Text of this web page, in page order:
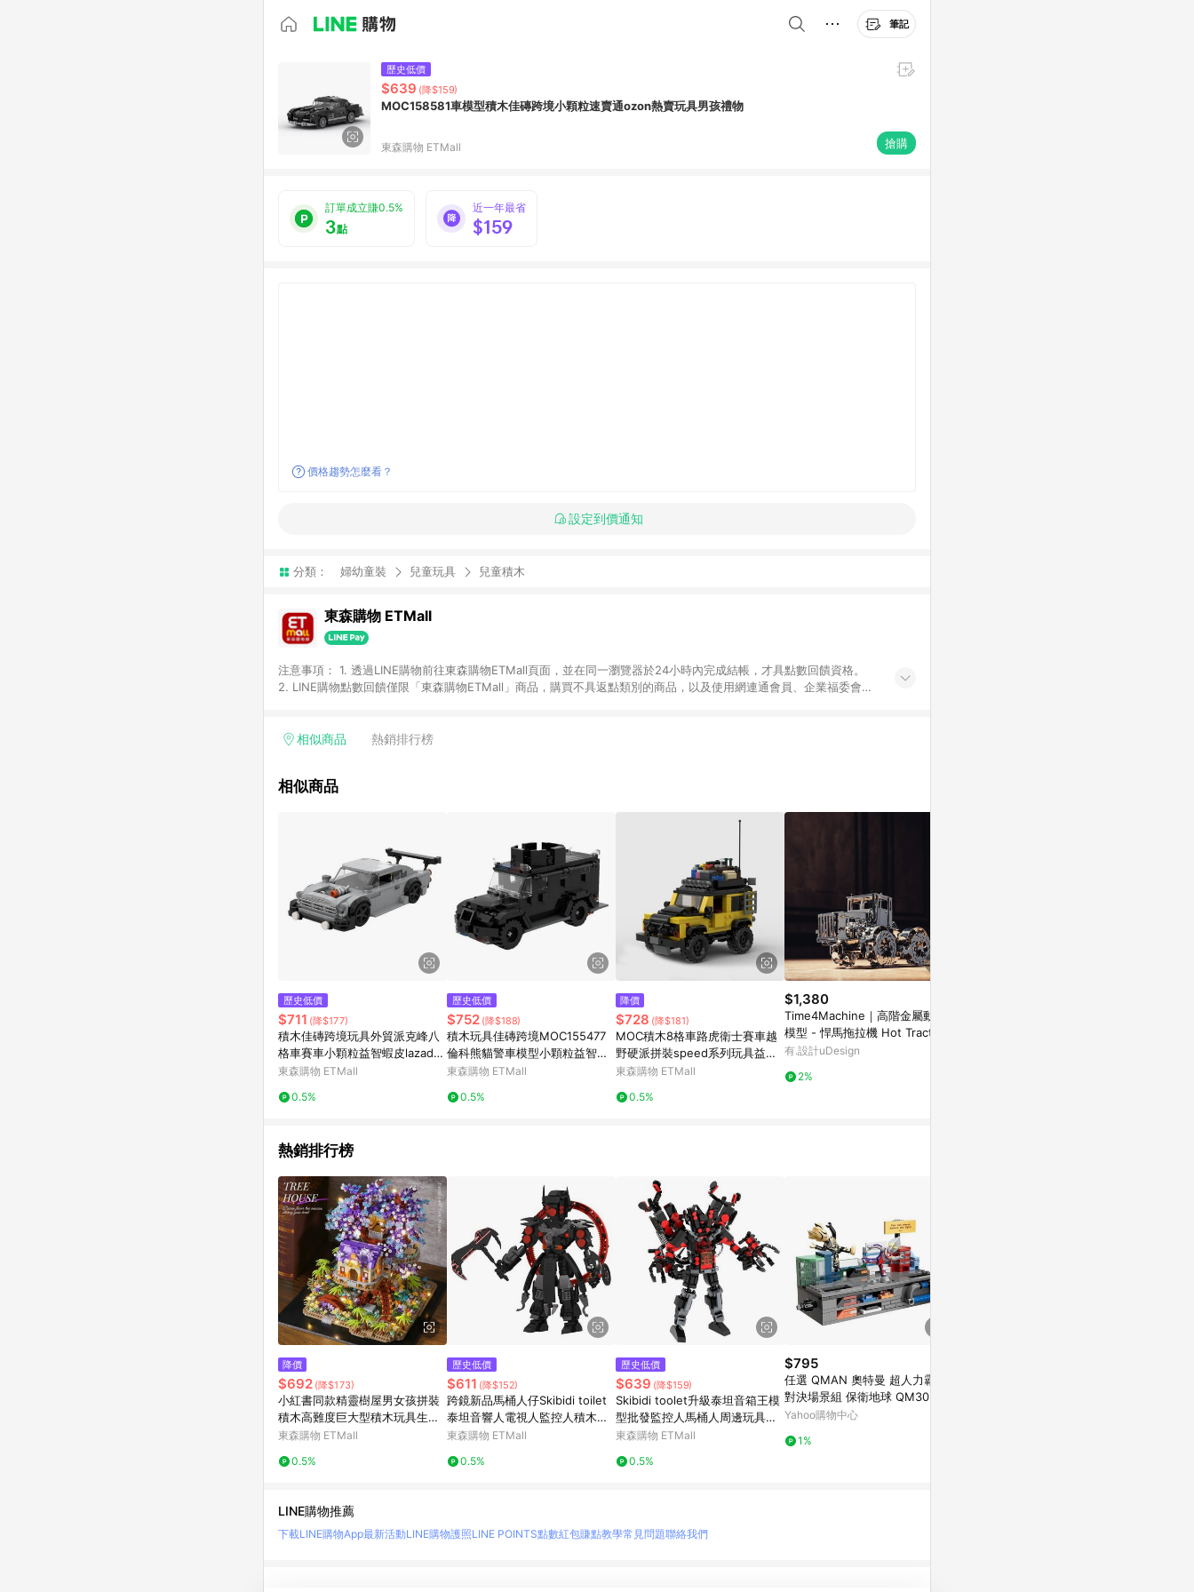
筆記
歷史低價
$639 (降$159)
MOC158581車模型積木佳磚跨境小顆粒速賣通ozon熱賣玩具男孩禮物
東森購物 ETMall 搶購
訂單成立賺0.5%
3點
近一年最省
$159
價格趨勢怎麼看？
設定到價通知
分類： 婦幼童裝 兒童玩具 兒童積木
東森購物 ETMall
注意事項： 1. 透過LINE購物前往東森購物ETMall頁面，並在同一瀏覽器於24小時內完成結帳，才具點數回饋資格。
2. LINE購物點數回饋僅限「東森購物ETMall」商品，購買不具返點類別的商品，以及使用網連通會員、企業福委會員
「草莓網」全館商品。 4. 如取消訂單、退貨、退款或購物中登出東森購物ETMall，將無法獲得點數回饋。 5. 點數回
面顯示為準。 7. LINE購物設有「單一商品最高回饋點數」機制(特殊活動時開放「回饋無上限」)，以同一訂單中同一
品資料更新會有時間差，如顯示之商品規格、顏色、價位、贈品與東森購物ETMall銷售網頁不符，以銷售網頁標示為
贈點回饋。 10. 部分點數紅包僅限指定商品使用，或不適用於無回饋商品。各點數紅包之適用商品與使用條件請依點數
紅包頁面規則為準。
相似商品 熱銷排行榜
相似商品
歷史低價
$711 (降$177)
積木佳磚跨境玩具外貿派克峰八
格車賽車小顆粒益智蝦皮lazada
熱賣
東森購物 ETMall
0.5%
歷史低價
$752 (降$188)
積木玩具佳磚跨境MOC155477
倫科熊貓警車模型小顆粒益智亞
馬遜
東森購物 ETMall
0.5%
降價
$728 (降$181)
MOC積木8格車路虎衛士賽車越
野硬派拼裝speed系列玩具益智8
一12歲
東森購物 ETMall
0.5%
$1,380
Time4Machine｜高階金屬動力
模型 - 悍馬拖拉機 Hot Tractor
有.設計uDesign
2%
熱銷排行榜
降價
$692 (降$173)
小紅書同款精靈樹屋男女孩拼裝
積木高難度巨大型積木玩具生日
禮物
東森購物 ETMall
0.5%
歷史低價
$611 (降$152)
跨鏡新品馬桶人仔Skibidi toilet
泰坦音響人電視人監控人積木玩
具
東森購物 ETMall
0.5%
歷史低價
$639 (降$159)
Skibidi toolet升級泰坦音箱王模
型批發監控人馬桶人周邊玩具積
木
東森購物 ETMall
0.5%
$795
任選 QMAN 奧特曼 超人力霸王
對決場景組 保衛地球 QM30513
啟蒙積木 公司貨
Yahoo購物中心
1%
LINE購物推薦
下載LINE購物App最新活動LINE購物護照LINE POINTS點數紅包賺點教學常見問題聯絡我們